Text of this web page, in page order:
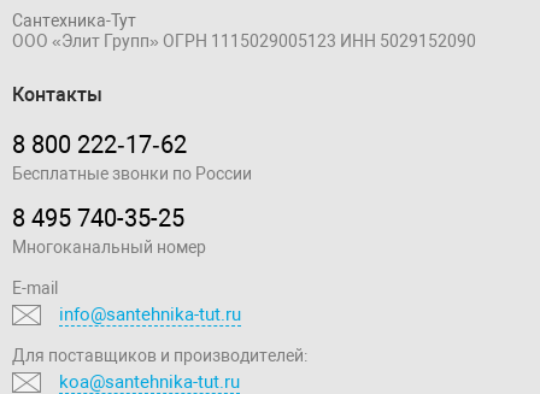
Сантехника-Тут
ООО «Элит Групп» ОГРН 1115029005123 ИНН 5029152090
Контакты
8 800 222‑17‑62
Бесплатные звонки по России
8 495 740-35-25
Многоканальный номер
E-mail
info@santehnika-tut.ru
Для поставщиков и производителей:
koa@santehnika-tut.ru